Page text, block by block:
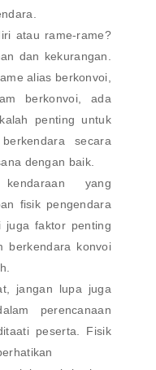
atau rame-rame?
dan kekurangan.
alias berkonvoi,
berkonvoi, ada
penting untuk
secara
dengan baik.
yang
fisik pengendara
juga faktor penting
berkendara konvoi
jangan lupa juga
perencanaan
peserta. Fisik